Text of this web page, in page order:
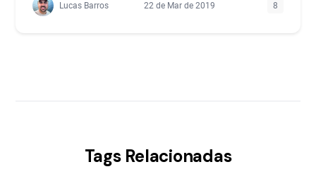
Lucas Barros 22 de Mar de 2019 8
Tags Relacionadas